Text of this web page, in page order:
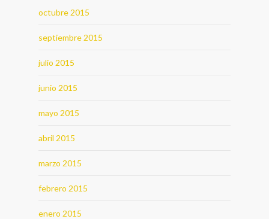
octubre 2015
septiembre 2015
julio 2015
junio 2015
mayo 2015
abril 2015
marzo 2015
febrero 2015
enero 2015